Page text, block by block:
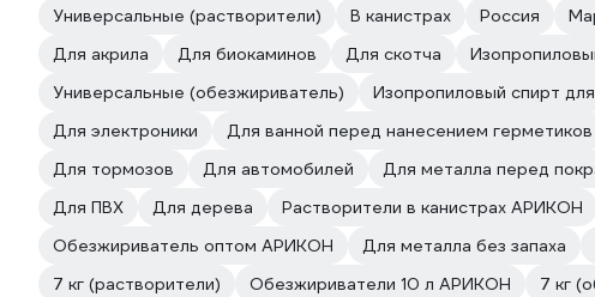
Универсальные (растворители) В канистрах Россия
Для акрила
Для биокаминов Для скотча
Универсальные (обезжириватель)
Изопропиловый спирт
Для электроники
Для ванной перед нанесением герметиков
Для тормозов
Для автомобилей Для металла перед
Для ПВХ
Для дерева Растворители в канистрах АРИКОН
Обезжириватель оптом АРИКОН
Для металла без запаха
7 кг (растворители)
Обезжириватели 10 л АРИКОН 7 кг